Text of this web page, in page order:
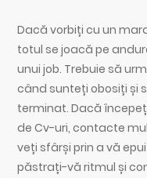
Dacă vorbiți cu un
totul se joacă pe
unui job. Trebuie să
când sunteți obosiți și
terminat. Dacă
de Cv-uri, contacte
veți sfârși prin a vă
păstrați-vă ritmul și